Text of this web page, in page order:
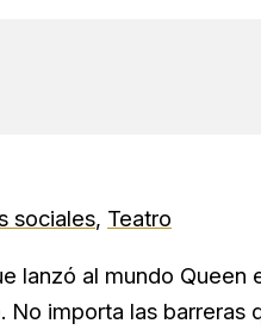
sociales, Teatro
lanzó al mundo Queen
importa las barreras